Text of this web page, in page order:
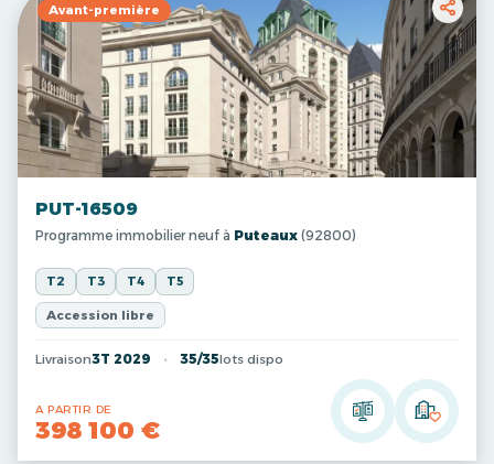
Avant-première
PUT-16509
Programme immobilier neuf à Puteaux (92800)
T2 T3 T4 T5
Accession libre
Livraison3T 2029 35/35lots dispo
A PARTIR DE
398 100 €